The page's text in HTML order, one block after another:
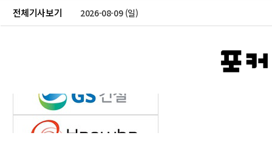
전체기사보기 2026-08-09 (일)